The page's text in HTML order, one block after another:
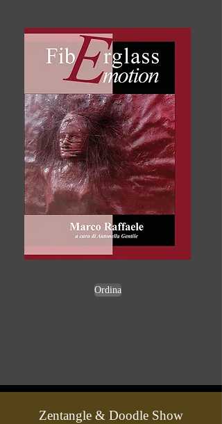
Ordina
Zentangle & Doodle Show